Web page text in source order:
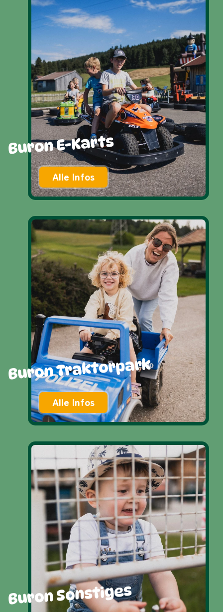
Buron E-Karts
Alle Infos
Buron Traktorpark
Alle Infos
Buron Sonstiges